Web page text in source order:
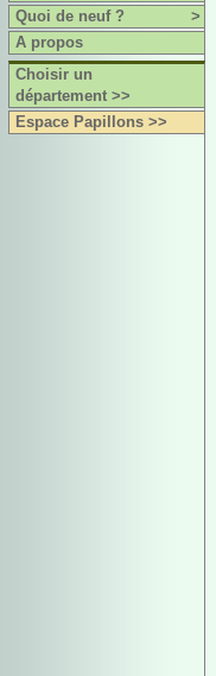
Quoi de neuf ?
>
A propos
Choisir un
département >>
Espace Papillons >>